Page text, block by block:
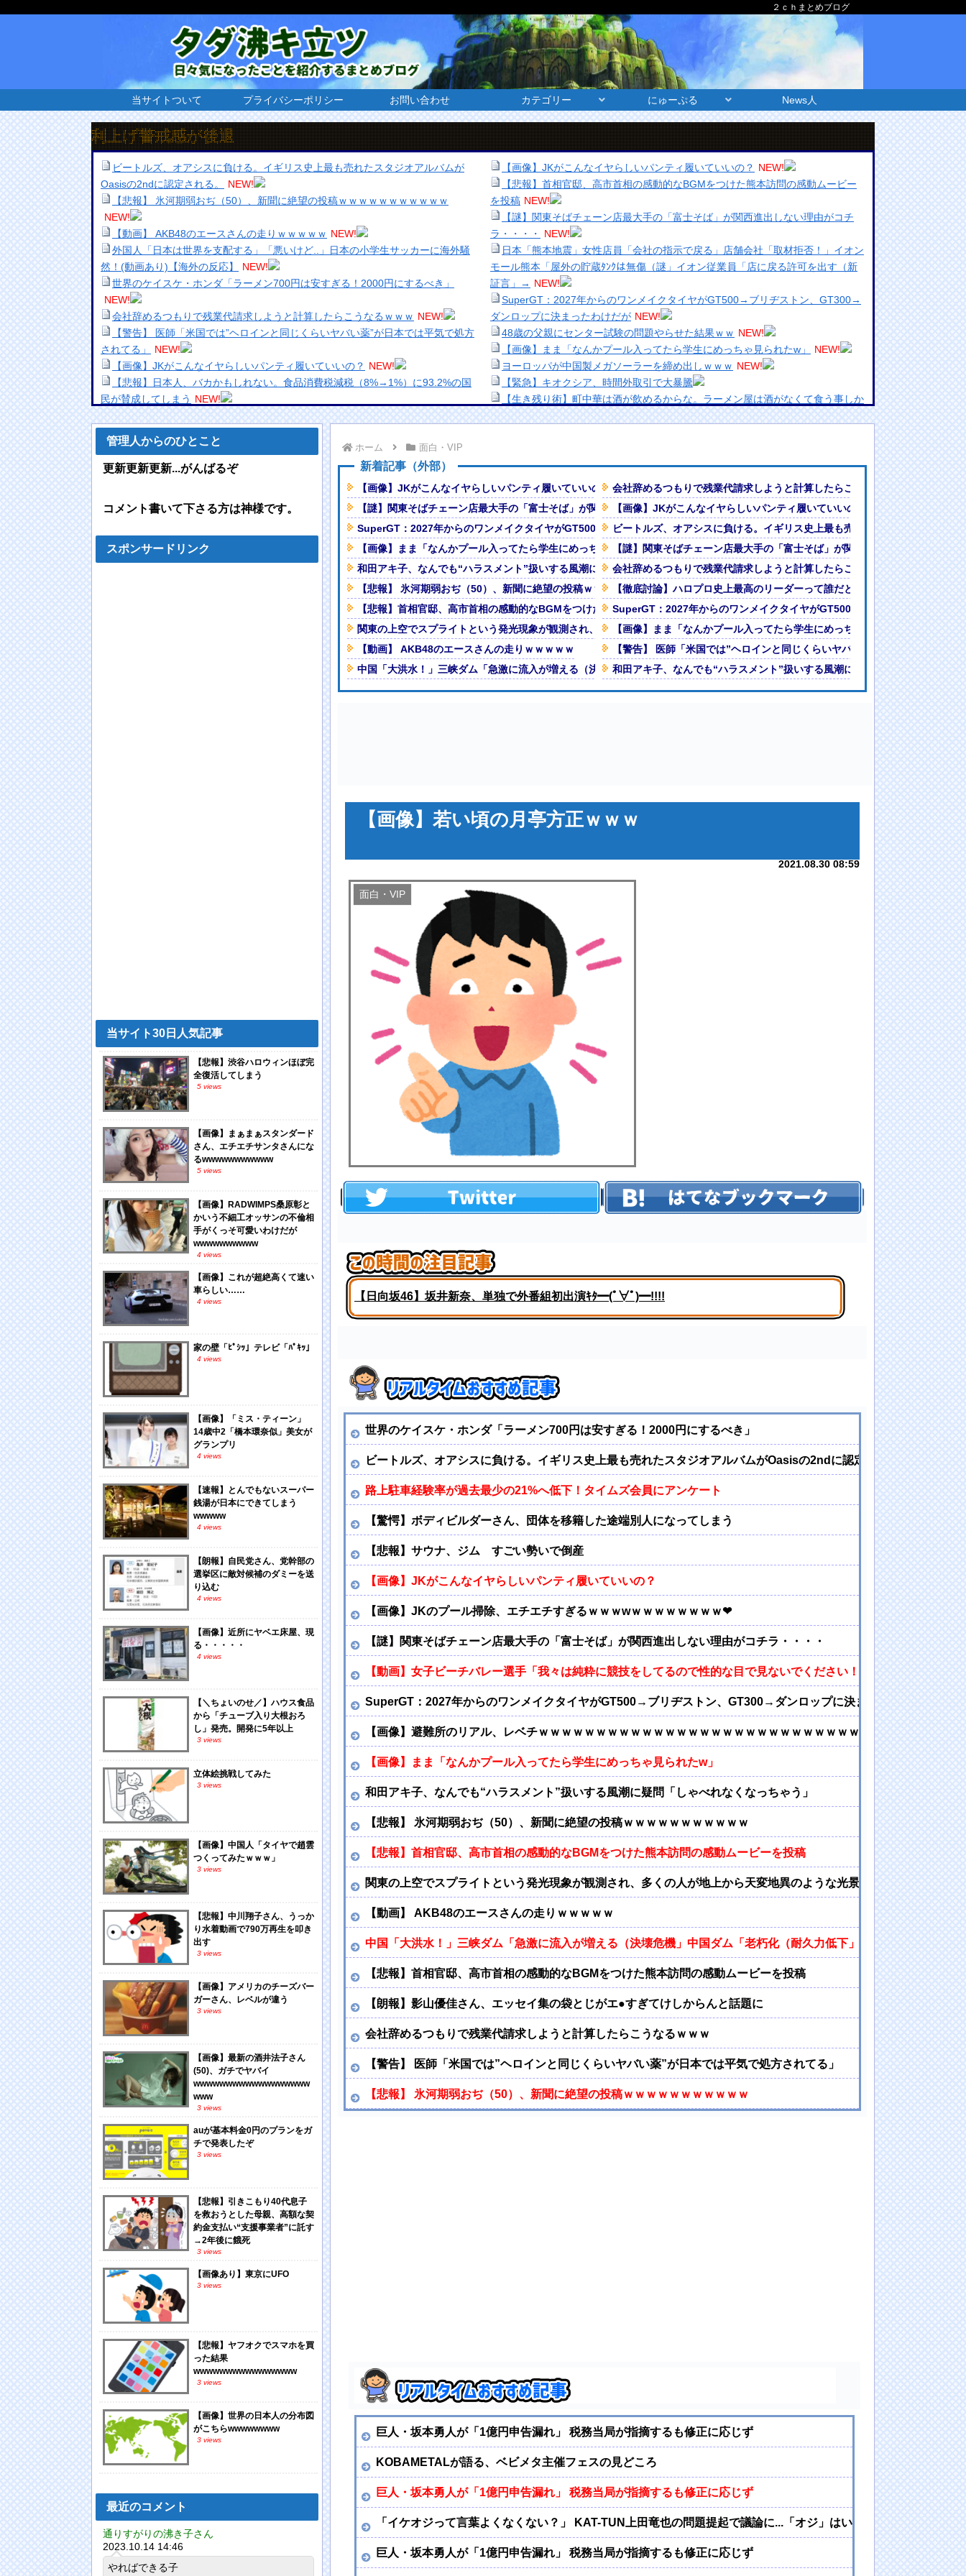
２ｃｈまとめブログ
当サイトついて プライバシーポリシー お問い合わせ カテゴリー にゅーぷる News人
期利上げ警戒感が後退
ビートルズ、オアシスに負ける。イギリス史上最も売れたスタジオアルバムが
Oasisの2ndに認定される。
NEW!
【悲報】 氷河期弱おぢ（50）、新聞に絶望の投稿ｗｗｗｗｗｗｗｗｗｗｗ
NEW!
【動画】 AKB48のエースさんの走りｗｗｗｗｗ NEW!
外国人「日本は世界を支配する」「悪いけど..」日本の小学生サッカーに海外騒
然！(動画あり)【海外の反応】
NEW!
世界のケイスケ・ホンダ「ラーメン700円は安すぎる！2000円にするべき」
NEW!
会社辞めるつもりで残業代請求しようと計算したらこうなるｗｗｗ NEW!
【警告】 医師「米国では”ヘロインと同じくらいヤバい薬”が日本では平気で処方
されてる」
NEW!
【画像】JKがこんなイヤらしいパンティ履いていいの？ NEW!
【悲報】日本人、バカかもしれない。食品消費税減税（8%→1%）に93.2%の国
民が賛成してしまう NEW!
画追加】他
【謎】関東そばチェーン店最大手の「富士そば」が関西進出しない理由がコチ
ラ・・・・ NEW!
【動画】うそでしょー！藤沢市で撮影された予測可能割合が気になる事故のドラ
進次郎の愛国エアコン（中国メーカー）、避難所で菓子パン置き場になる
川底に沈んでいたマンモスやナチス軍艦など露出、熱波でドナウ川が歴史的渇
水！ NEW!
欧州「日本だけ反則だろ…」 世界の『日本びいき』にヨーロッパ全土から不満
【画像】飯尾夏帆アナ、白いポロシャツから乳房が飛び出してしまうｗｗｗｗｗ
SuperGT：2027年からのワンメイクタイヤがGT500→ブリヂストン、GT300→
【悲報】ドイツ人、猛烈な熱波でで１ヶ月で９６００人死亡…… NEW!
日本人の人口が42年ぶり1億2千万人割れ…91万人減の1億1973万人
【画像】JKがこんなイヤらしいパンティ履いていいの？ NEW!
【悲報】首相官邸、高市首相の感動的なBGMをつけた熊本訪問の感動ムービー
を投稿 NEW!
【謎】関東そばチェーン店最大手の「富士そば」が関西進出しない理由がコチ
ラ・・・・
NEW!
日本「熊本地震」女性店員「会社の指示で戻る」店舗会社「取材拒否！」イオン
モール熊本「屋外の貯蔵ﾀﾝｸは無傷（謎」イオン従業員「店に戻る許可を出す（新
証言」→ NEW!
SuperGT：2027年からのワンメイクタイヤがGT500→ブリヂストン、GT300→
ダンロップに決まったわけだが NEW!
48歳の父親にセンター試験の問題やらせた結果ｗｗ NEW!
【画像】まま「なんかプール入ってたら学生にめっちゃ見られたw」
NEW!
ヨーロッパが中国製メガソーラーを締め出しｗｗｗ NEW!
【緊急】キオクシア、時間外取引で大暴騰
【生き残り術】町中華は酒が飲めるからな。ラーメン屋は酒がなくて食う事しか
熊本地震、「九州自動車道は混んでない」と実況しながら被災地へ向かう有名ア
ナなどに批判殺到 全国紙記者「最新の状況をいち早く伝えることは報道機関として
の責務」「情報を取り上げることには大きな意義がある」
【画像】顔100点、体30点の女ｗｗｗ
「洋画に日本版主題歌は必要か?」論争
【悲報】職場で無能判定された人間って割とガチめに差別されるよな・・・
Powered by livedoor 相互RSS
ホーム 面白・VIP
新着記事（外部）
【画像】JKがこんなイヤらしいパンティ履いていいの？
【謎】関東そばチェーン店最大手の「富士そば」が関西進出しない理由がコチラ・・・・
SuperGT：2027年からのワンメイクタイヤがGT500→ブリヂストン、GT300→ダンロップに決まったわけだが
【画像】まま「なんかプール入ってたら学生にめっちゃ見られたw」
和田アキ子、なんでも“ハラスメント”扱いする風潮に疑問「しゃべれなくなっちゃう」
【悲報】 氷河期弱おぢ（50）、新聞に絶望の投稿ｗｗｗｗｗｗｗｗｗｗｗ
【悲報】首相官邸、高市首相の感動的なBGMをつけた熊本訪問の感動ムービーを投稿
関東の上空でスプライトという発光現象が観測され、多くの人が地上から天変地異のような光景を見ることができた
【動画】 AKB48のエースさんの走りｗｗｗｗｗ
中国「大洪水！」三峡ダム「急激に流入が増える（決壊危機」中国ダム「老朽化（耐久力低下」三峡ダム「基礎部分破損」台風13号
会社辞めるつもりで残業代請求しようと計算したらこうなるｗｗｗ
【画像】JKがこんなイヤらしいパンティ履いていいの？
ビートルズ、オアシスに負ける。イギリス史上最も売れたスタジオアルバム
【謎】関東そばチェーン店最大手の「富士そば」が関西進出しない理由がコ
会社辞めるつもりで残業代請求しようと計算したらこうなるｗｗｗ
【徹底討論】ハロプロ史上最高のリーダーって誰だと思う？
SuperGT：2027年からのワンメイクタイヤがGT500→ブリヂストン、
【画像】まま「なんかプール入ってたら学生にめっちゃ見られたw」
【警告】 医師「米国では”ヘロインと同じくらいヤバい薬”が日本では平気で
和田アキ子、なんでも“ハラスメント”扱いする風潮に疑問「しゃべれなくな
【画像】若い頃の月亭方正ｗｗｗ
2021.08.30 08:59
面白・VIP
【日向坂46】坂井新奈、単独で外番組初出演ｷﾀ━(ﾟ∀ﾟ)━!!!!
世界のケイスケ・ホンダ「ラーメン700円は安すぎる！2000円にするべき」
ビートルズ、オアシスに負ける。イギリス史上最も売れたスタジオアルバムがOasisの2ndに認定される。
路上駐車経験率が過去最少の21%へ低下！タイムズ会員にアンケート
【驚愕】ボディビルダーさん、団体を移籍した途端別人になってしまう
【悲報】サウナ、ジム すごい勢いで倒産
【画像】JKがこんなイヤらしいパンティ履いていいの？
【画像】JKのプール掃除、エチエチすぎるｗｗｗwｗｗｗｗｗｗｗｗ❤
【謎】関東そばチェーン店最大手の「富士そば」が関西進出しない理由がコチラ・・・・
【動画】女子ビーチバレー選手「我々は純粋に競技をしてるので性的な目で見ないでください！！」
SuperGT：2027年からのワンメイクタイヤがGT500→ブリヂストン、GT300→ダンロップに決まったわけだが
【画像】避難所のリアル、レベチｗｗｗｗｗｗｗｗｗｗｗｗｗｗｗｗｗｗｗｗｗｗｗｗｗｗｗｗ
【画像】まま「なんかプール入ってたら学生にめっちゃ見られたw」
和田アキ子、なんでも“ハラスメント”扱いする風潮に疑問「しゃべれなくなっちゃう」
【悲報】 氷河期弱おぢ（50）、新聞に絶望の投稿ｗｗｗｗｗｗｗｗｗｗｗ
【悲報】首相官邸、高市首相の感動的なBGMをつけた熊本訪問の感動ムービーを投稿
関東の上空でスプライトという発光現象が観測され、多くの人が地上から天変地異のような光景を見ることができた
【動画】 AKB48のエースさんの走りｗｗｗｗｗ
中国「大洪水！」三峡ダム「急激に流入が増える（決壊危機」中国ダム「老朽化（耐久力低下」三峡ダム「基礎部
【悲報】首相官邸、高市首相の感動的なBGMをつけた熊本訪問の感動ムービーを投稿
【朗報】影山優佳さん、エッセイ集の袋とじがエ●すぎてけしからんと話題に
会社辞めるつもりで残業代請求しようと計算したらこうなるｗｗｗ
【警告】 医師「米国では”ヘロインと同じくらいヤバい薬”が日本では平気で処方されてる」
【悲報】 氷河期弱おぢ（50）、新聞に絶望の投稿ｗｗｗｗｗｗｗｗｗｗｗ
巨人・坂本勇人が「1億円申告漏れ」 税務当局が指摘するも修正に応じず
KOBAMETALが語る、ベビメタ主催フェスの見どころ
巨人・坂本勇人が「1億円申告漏れ」 税務当局が指摘するも修正に応じず
「イケオジって言葉よくなくない？」 KAT-TUN上田竜也の問題提起で議論に...「オジ」はいいのに「オバ」はNG
巨人・坂本勇人が「1億円申告漏れ」 税務当局が指摘するも修正に応じず
管理人からのひとこと
更新更新更新...がんばるぞ
コメント書いて下さる方は神様です。
スポンサードリンク
当サイト30日人気記事
【悲報】渋谷ハロウィンほぼ完
全復活してしまう
5 views
【画像】まぁまぁスタンダード
さん、エチエチサンタさんにな
るwwwwwwwwwww
5 views
【画像】RADWIMPS桑原彰と
かいう不細工オッサンの不倫相
手がくっそ可愛いわけだが
wwwwwwwwww
4 views
【画像】これが超絶高くて速い
車らしい……
4 views
家の壁「ﾋﾟｼｯ」テレビ「ﾊﾟｷｯ」
4 views
【画像】「ミス・ティーン」
14歳中2「橋本環奈似」美女が
グランプリ
4 views
【速報】とんでもないスーパー
銭湯が日本にできてしまう
wwwww
4 views
【朗報】自民党さん、党幹部の
選挙区に敵対候補のダミーを送
り込む
4 views
【画像】近所にヤベエ床屋、現
る・・・・・
4 views
【＼ちょいのせ／】ハウス食品
から「チューブ入り大根おろ
し」発売。開発に5年以上
3 views
立体絵挑戦してみた
3 views
【画像】中国人「タイヤで趙雲
つくってみたｗｗｗ」
3 views
【悲報】中川翔子さん、うっか
り水着動画で790万再生を叩き
出す
3 views
【画像】アメリカのチーズバー
ガーさん、レベルが違う
3 views
【画像】最新の酒井法子さん
(50)、ガチでヤバイ
wwwwwwwwwwwwwwwwww
www
3 views
auが基本料金0円のプランをガ
チで発表したぞ
3 views
【悲報】引きこもり40代息子
を救おうとした母親、高額な契
約金支払い“支援事業者”に託す
→2年後に餓死
3 views
【画像あり】東京にUFO
3 views
【悲報】ヤフオクでスマホを買
った結果
wwwwwwwwwwwwwwww
3 views
【画像】世界の日本人の分布図
がこちらwwwwwwww
3 views
最近のコメント
通りすがりの沸き子さん
2023.10.14 14:46
やればできる子